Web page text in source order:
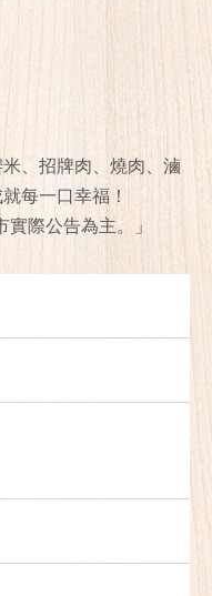
、招牌肉、燒肉、滷
每一口幸福！
際公告為主。」